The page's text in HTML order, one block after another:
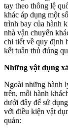
tay theo thông lệ
khác áp dụng một
trình bay của hành
nhà vận chuyển
chi tiết về quy định
kết tuân thủ đúng
Những vật dụng
Ngoài những hành
trên, mỗi hành
dưới đây để sử
với điều kiện vật
quản: